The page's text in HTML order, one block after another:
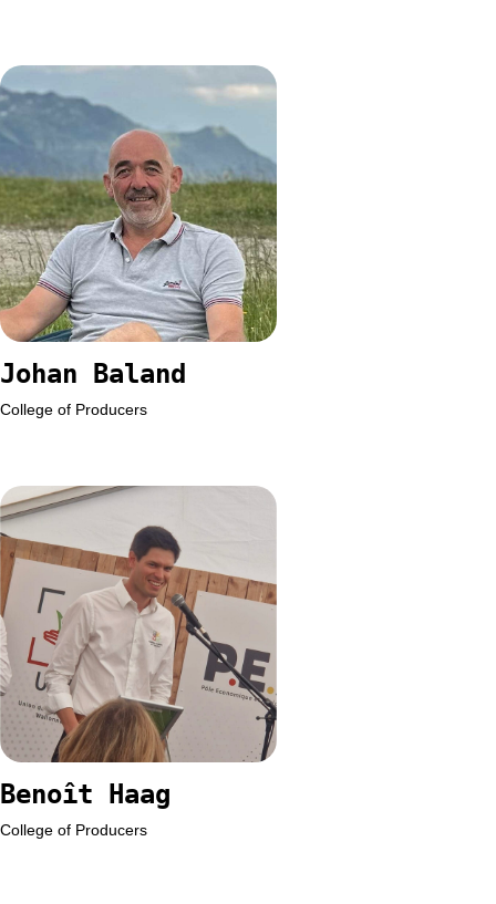
Johan Baland
College of Producers
Benoît Haag
College of Producers